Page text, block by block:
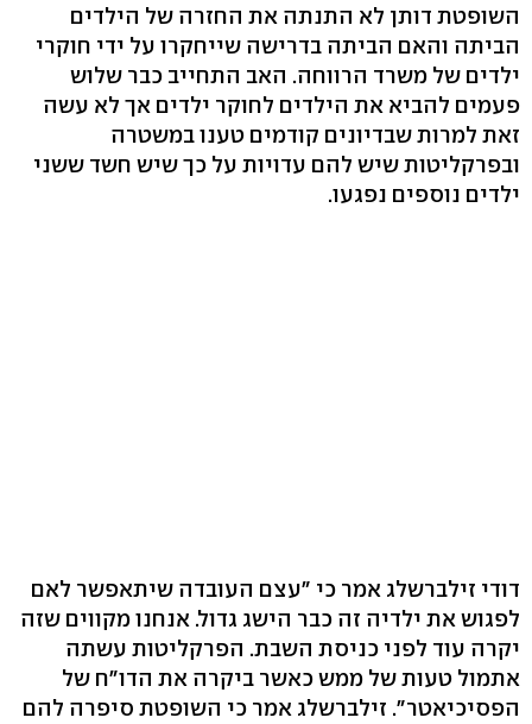
השופטת דותן לא התנתה את החזרה של הילדים
הביתה והאם הביתה בדרישה שייחקרו על ידי חוקרי
ילדים של משרד הרווחה. האב התחייב כבר שלוש
פעמים להביא את הילדים לחוקר ילדים אך לא עשה
זאת למרות שבדיונים קודמים טענו במשטרה
ובפרקליטות שיש להם עדויות על כך שיש חשד ששני
ילדים נוספים נפגעו.
דודי זילברשלג אמר כי "עצם העובדה שיתאפשר לאם
לפגוש את ילדיה זה כבר הישג גדול. אנחנו מקווים שזה
יקרה עוד לפני כניסת השבת. הפרקליטות עשתה
אתמול טעות של ממש כאשר ביקרה את הדו"ח של
הפסיכיאטר". זילברשלג אמר כי השופטת סיפרה להם